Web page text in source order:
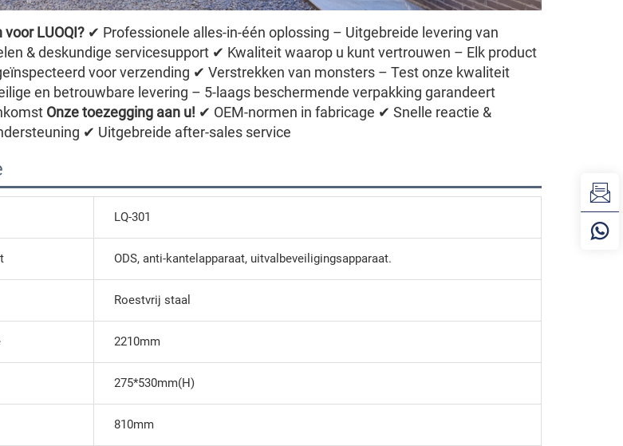
LUOQI? ✔ Professionele alles-in-één oplossing – Uitgebreide levering van
& deskundige servicesupport ✔ Kwaliteit waarop u kunt vertrouwen – Elk product
voor verzending ✔ Verstrekken van monsters – Test onze kwaliteit
en betrouwbare levering – 5-laags beschermende verpakking garandeert
Onze toezegging aan u! ✔ OEM-normen in fabricage ✔ Snelle reactie &
✔ Uitgebreide after-sales service
LQ-301
ODS, anti-kantelapparaat, uitvalbeveiligingsapparaat.
Roestvrij staal
2210mm
275*530mm(H)
810mm